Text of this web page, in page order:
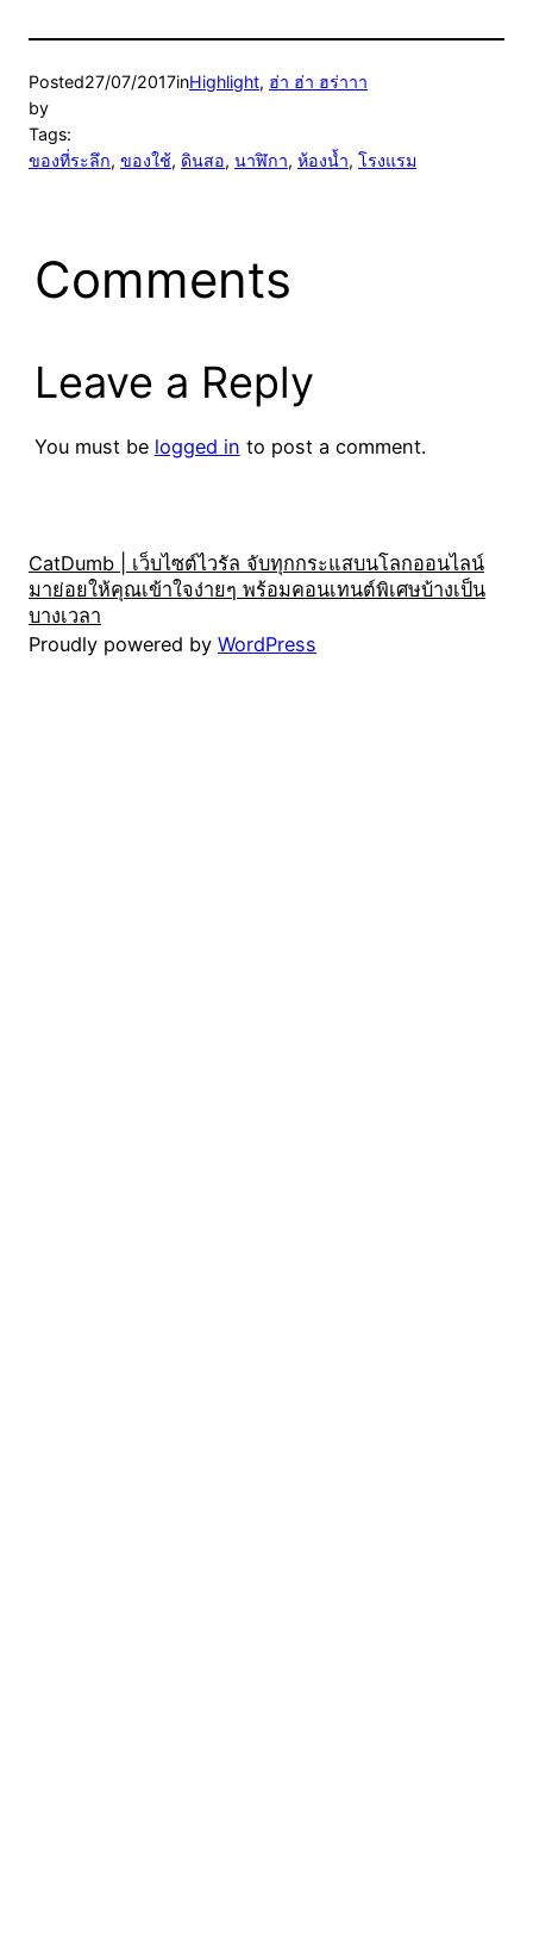
Posted27/07/2017inHighlight, ฮ่า ฮ่า ฮร่าาา
by
Tags:
ของที่ระลึก, ของใช้, ดินสอ, นาฬิกา, ห้องน้ำ, โรงแรม
Comments
Leave a Reply
You must be logged in to post a comment.
CatDumb | เว็บไซต์ไวรัล จับทุกกระแสบนโลกออนไลน์
มาย่อยให้คุณเข้าใจง่ายๆ พร้อมคอนเทนต์พิเศษบ้างเป็น
บางเวลา
Proudly powered by WordPress